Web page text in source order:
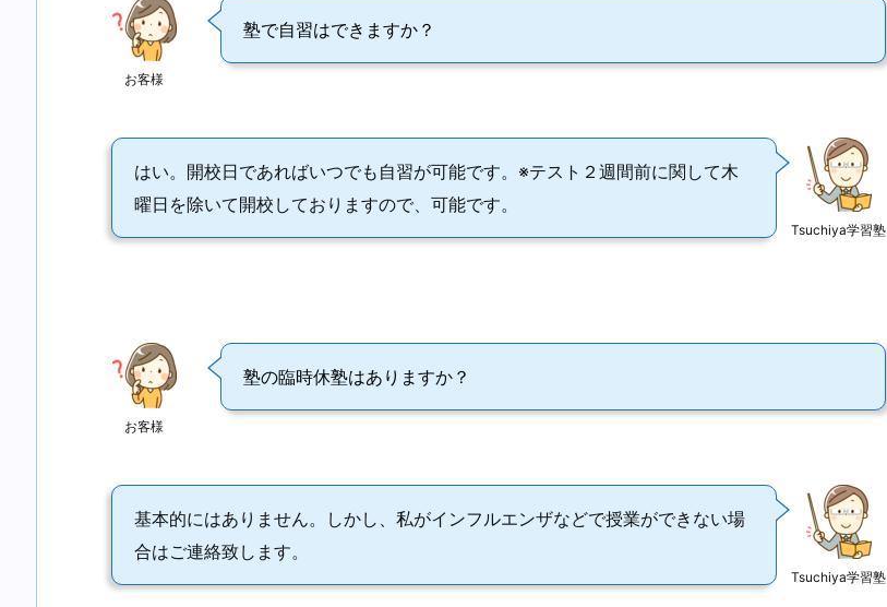
お客様
塾で自習はできますか？
Tsuchiya学習塾
はい。開校日であればいつでも自習が可能です。※テスト２週間前に関して木
曜日を除いて開校しておりますので、可能です。
お客様
塾の臨時休塾はありますか？
Tsuchiya学習塾
基本的にはありません。しかし、私がインフルエンザなどで授業ができない場
合はご連絡致します。